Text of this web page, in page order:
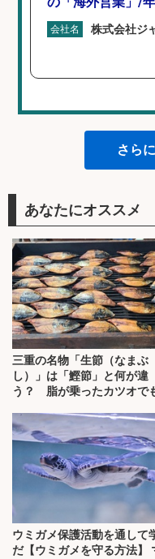
会社名 株式会社ジ
さら
あなたにオススメ
三重の名物「生節（なまぶ
し）」は「鰹節」と何が違
う？ 脂が乗ったカツオで
ウミガメ保護活動を通して
だ【ウミガメを守る方法】